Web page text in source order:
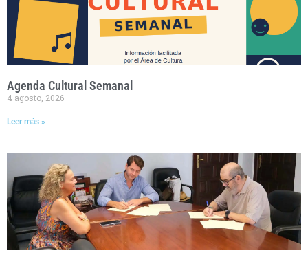
Agenda Cultural Semanal
4 agosto, 2026
Leer más »